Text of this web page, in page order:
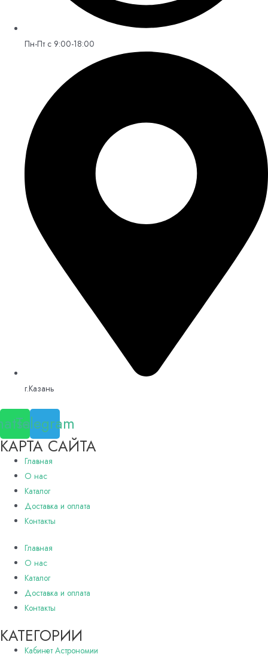
Пн-Пт с 9:00-18:00
г.Казань
Telegram
КАРТА САЙТА
Главная
О нас
Каталог
Доставка и оплата
Контакты
Главная
О нас
Каталог
Доставка и оплата
Контакты
КАТЕГОРИИ
Кабинет Астрономии